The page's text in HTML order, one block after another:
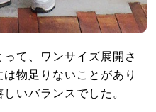
て、ワンサイズ展開さ
物足りないことがあり
いバランスでした。